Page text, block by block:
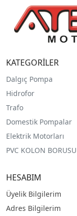
KATEGORİLER
Dalgıç Pompa
Hidrofor
Trafo
Domestik Pompalar
Elektrik Motorları
PVC KOLON BORUSU
HESABIM
Üyelik Bilgilerim
Adres Bilgilerim